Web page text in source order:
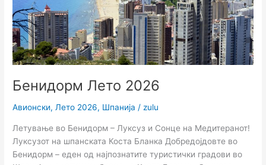
Бенидорм Лето 2026
Авионски, Лето 2026, Шпанија / zulu
Летување во Бенидорм – Луксуз и Сонце на Медитеранот!
Луксузот на шпанската Коста Бланка Добредојдовте во
Бенидорм – еден од најпознатите туристички градови во